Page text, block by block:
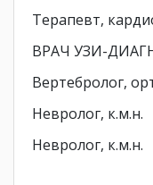
Терапевт,
ВРАЧ УЗИ-
Вертебролог,
Невролог, к.м.н.
Невролог, к.м.н.